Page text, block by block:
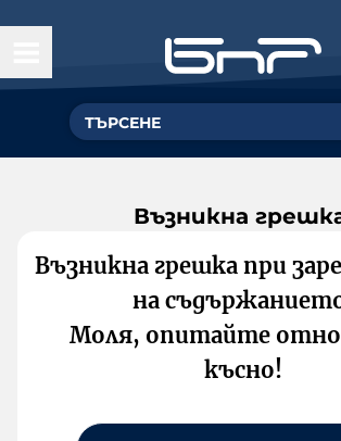
Възникна
Възникна грешка при
на
Моля, опитайте
късно!